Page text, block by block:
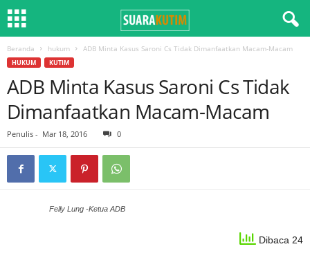
Beranda hukum ADB Minta Kasus Saroni Cs Tidak Dimanfaatkan Macam-Macam
HUKUM KUTIM
ADB Minta Kasus Saroni Cs Tidak
Dimanfaatkan Macam-Macam
Penulis - Mar 18, 2016 0
Felly Lung -Ketua ADB
Dibaca 24